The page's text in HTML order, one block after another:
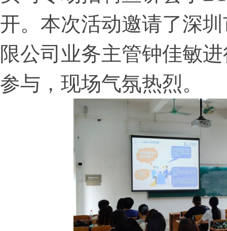
开。本次活动邀请了深
限公司业务主管钟佳敏
参与，现场气氛热烈。